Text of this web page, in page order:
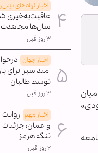
اخبار نهادهای
عاقبت‌به‌خیری
سال‌ها مجاهدت
۳ روز قبل
اخبار جهان
امید سبز برای
توسط طالبان
۳ روز قبل
اخبار مهم روایت
و عمان؛
تنگه هرمز
۲ روز قبل